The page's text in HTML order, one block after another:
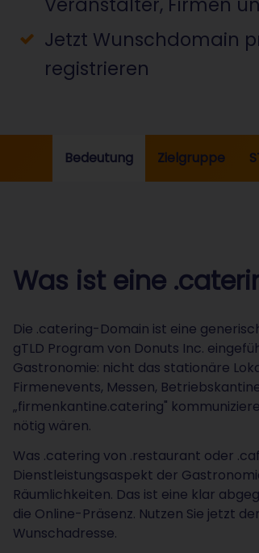
Jetzt Wunschdomain
registrieren
Bedeutung Zielgruppe
Was ist eine
Die .catering-Domain ist eine
gTLD Program von Donuts Inc.
Gastronomie: nicht das stationäre
Firmenevents, Messen,
„firmenkantine.catering"
nötig wären.
Was .catering von .restaurant oder
Dienstleistungsaspekt der
Räumlichkeiten. Das ist eine klar
die Online-Präsenz. Nutzen Sie jetzt
Wunschadresse.